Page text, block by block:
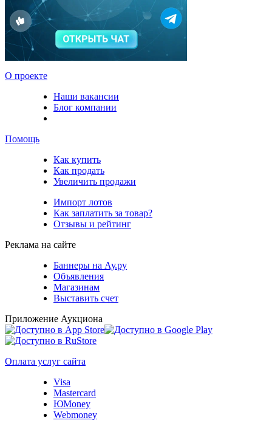
О проекте
Наши вакансии
Блог компании
Помощь
Как купить
Как продать
Увеличить продажи
Импорт лотов
Как заплатить за товар?
Отзывы и рейтинг
Реклама на сайте
Баннеры на Ау.ру
Объявления
Магазинам
Выставить счет
Приложение Аукциона
Оплата услуг сайта
Visa
Mastercard
ЮMoney
Webmoney